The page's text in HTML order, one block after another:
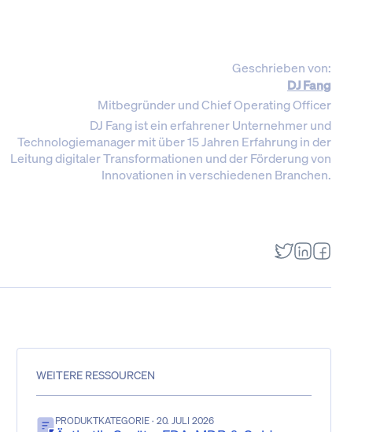
Geschrieben von:
DJ Fang
Mitbegründer und Chief Operating Officer
DJ Fang ist ein erfahrener Unternehmer und
Technologiemanager mit über 15 Jahren Erfahrung in der
Leitung digitaler Transformationen und der Förderung von
Innovationen in verschiedenen Branchen.
WEITERE RESSOURCEN
PRODUKTKATEGORIE · 20. JULI 2026